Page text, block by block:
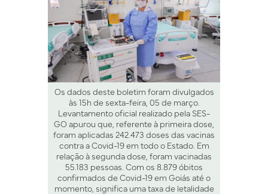
Os dados deste boletim foram divulgados
às 15h de sexta-feira, 05 de março.
Levantamento oficial realizado pela SES-
GO apurou que, referente à primeira dose,
foram aplicadas 242.473 doses das vacinas
contra a Covid-19 em todo o Estado. Em
relação à segunda dose, foram vacinadas
55.183 pessoas. Com os 8.879 óbitos
confirmados de Covid-19 em Goiás até o
momento, significa uma taxa de letalidade